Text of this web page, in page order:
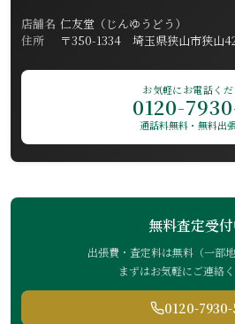
店舗名 仁友堂（じんゆうどう）
住所
〒350-1334 埼玉県狭山市狭山
お気軽にお電話く
0120-
通話料無料・無料出
無料査定受
出張費・査定料は無料（一部地
まずはお気軽にご連絡く
0120-7930-